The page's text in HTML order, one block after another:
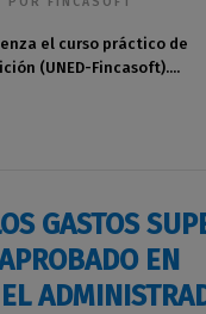
el curso práctico de
(UNED-Fincasoft)....
GASTOS
EN